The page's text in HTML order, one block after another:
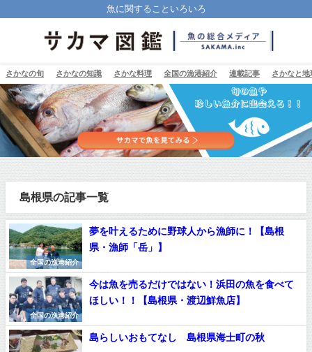
魚に関することいろいろ
さかなの旬 さかなの知識 さかな料理 全国の漁港紹介 連載記事 さかなと地
島根県の記事一覧
全国の漁港紹介
夢を叶えるために野球人から漁師に！【島根
県・漁師「岳」】
全国の漁港紹介
今は魚を売るだけではない！浜田の魚を食べて
ほしい！！【島根県・渡辺鮮魚店】
島らしいおもてなし 島根県海士町の秋